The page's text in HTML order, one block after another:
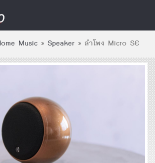
Music » Speaker » ลำโพง Micro SE